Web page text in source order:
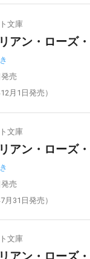
文庫
アン・ローズ
売
月1日発売）
文庫
アン・ローズ
売
月31日発売）
文庫